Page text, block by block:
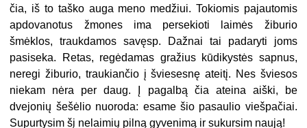
čia, iš to taško auga meno medžiui. Tokiomis pajautomis
apdovanotus žmones ima persekioti laimės žiburio
šmėklos, traukdamos savęsp. Dažnai tai padaryti joms
pasiseka. Retas, regėdamas gražius kūdikystės sapnus,
neregi žiburio, traukiančio į šviesesnę ateitį. Nes šviesos
niekam nėra per daug. Į pagalbą čia ateina aiški, be
dvejonių šešėlio nuoroda: esame šio pasaulio viešpačiai.
Supurtysim šį nelaimių pilną gyvenimą ir sukursim naują!